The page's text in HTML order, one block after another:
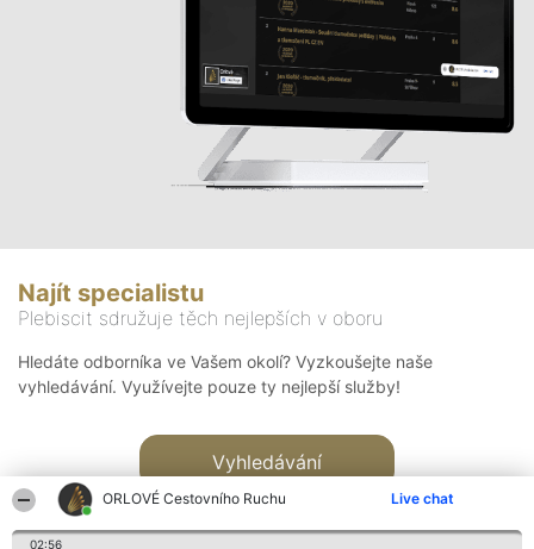
ORLOVÉ Cestovního Ruchu Live chat
02:56
Najít specialistu
Plebiscit sdružuje těch nejlepších v oboru
Hledáte odborníka ve Vašem okolí? Vyzkoušejte naše
vyhledávání. Využívejte pouze ty nejlepší služby!
Vyhledávání